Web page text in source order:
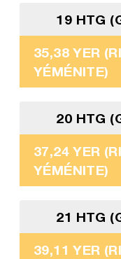
19 HTG
35,38 YER
YÉMÉNITE)
20 HTG
37,24 YER
YÉMÉNITE)
21 HTG
39,11 YER